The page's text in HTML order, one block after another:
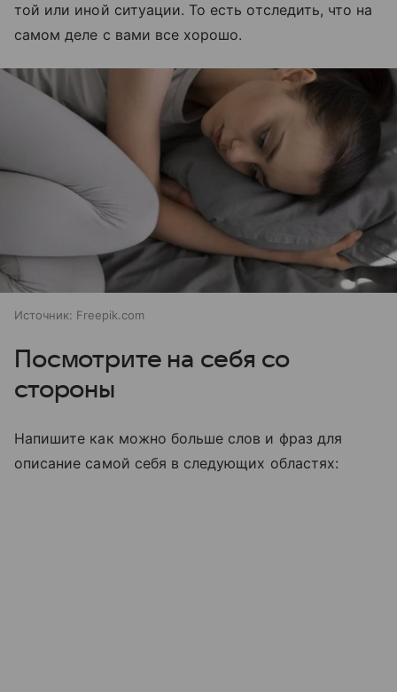
той или иной ситуации. То есть отследить, что на
самом деле с вами все хорошо.
Источник: Freepik.com
Посмотрите на себя со
стороны
Напишите как можно больше слов и фраз для
описание самой себя в следующих областях: